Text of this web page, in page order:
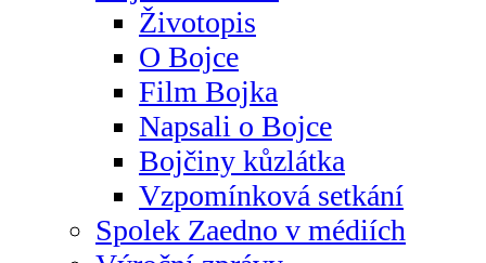
Životopis
O Bojce
Film Bojka
Napsali o Bojce
Bojčiny kůzlátka
Vzpomínková setkání
Spolek Zaedno v médiích